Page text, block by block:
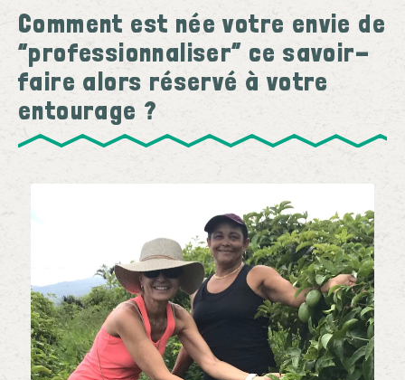
Comment est née votre envie de
“professionnaliser” ce savoir-
faire alors réservé à votre
entourage ?